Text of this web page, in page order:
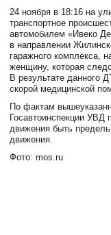
24 ноября в 18:16 на
транспортное
автомобилем «Ивеко
в направлении
гаражного комплекса,
женщину, которая
В результате данного
скорой медицинской
По фактам
Госавтоинспекции УВД
движения быть
движения.
Фото: mos.ru